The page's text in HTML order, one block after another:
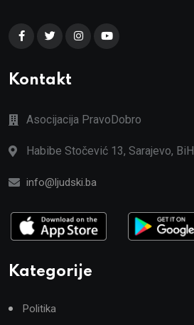
Kontakt
Asocijacija PravoDobro
Habibe Stočević 13, Sarajevo, BiH
info@ljudski.ba
Kategorije
Politika